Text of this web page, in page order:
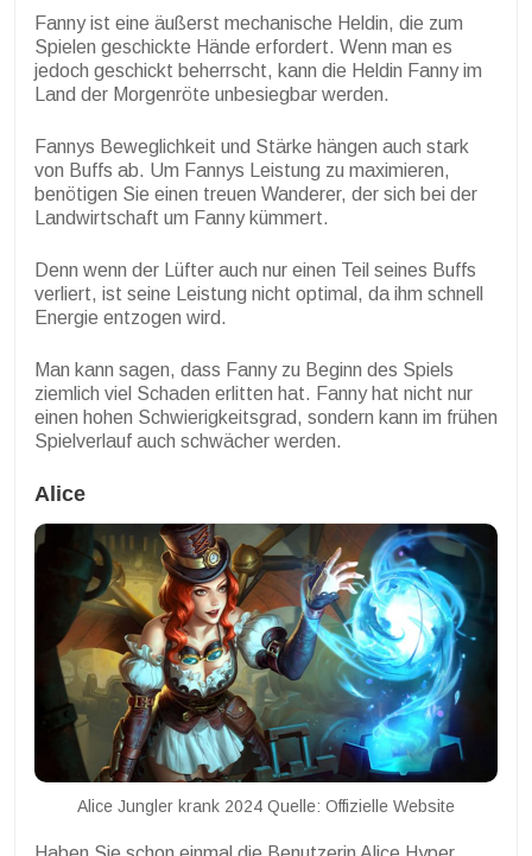
Fanny ist eine äußerst mechanische Heldin, die zum
Spielen geschickte Hände erfordert. Wenn man es
jedoch geschickt beherrscht, kann die Heldin Fanny im
Land der Morgenröte unbesiegbar werden.
Fannys Beweglichkeit und Stärke hängen auch stark
von Buffs ab. Um Fannys Leistung zu maximieren,
benötigen Sie einen treuen Wanderer, der sich bei der
Landwirtschaft um Fanny kümmert.
Denn wenn der Lüfter auch nur einen Teil seines Buffs
verliert, ist seine Leistung nicht optimal, da ihm schnell
Energie entzogen wird.
Man kann sagen, dass Fanny zu Beginn des Spiels
ziemlich viel Schaden erlitten hat. Fanny hat nicht nur
einen hohen Schwierigkeitsgrad, sondern kann im frühen
Spielverlauf auch schwächer werden.
Alice
Alice Jungler krank 2024 Quelle: Offizielle Website